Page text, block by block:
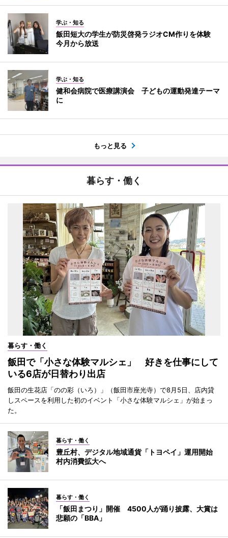
学ぶ・知る
飯田短大の学生が防災啓発ラジオCM作りを体験
今月から放送
学ぶ・知る
健和会病院で医療講演会 子どもの運動発達テーマ
に
もっと見る
暮らす・働く
暮らす・働く
飯田で「小さな体験マルシェ」 好きを仕事にして
いる6店が日替わり出店
飯田の生花店「のの彩（いろ）」（飯田市座光寺）で8月5日、店内貸
しスペースを利用した初のイベント「小さな体験マルシェ」が始まっ
た。
暮らす・働く
豊丘村、デジタル地域通貨「トヨペイ」運用開始
村内消費拡大へ
暮らす・働く
「飯田まつり」開催 4500人が踊り披露、大賞は
悲願の「BBA」